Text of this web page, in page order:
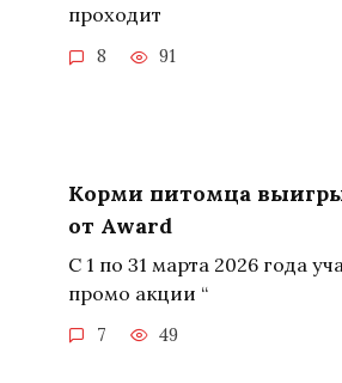
проходит
8 91
Корми питомца
от Award
С 1 по 31 марта 2026 года
промо акции “
7 49